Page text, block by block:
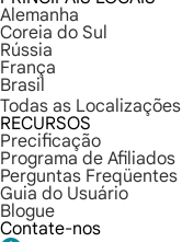
Alemanha
Coreia do Sul
Rússia
França
Brasil
Todas as Localizações
RECURSOS
Precificação
Programa de Afiliados
Perguntas Freqüentes
Guia do Usuário
Blogue
Contate-nos